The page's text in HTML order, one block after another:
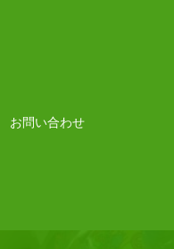
お問い合わせ